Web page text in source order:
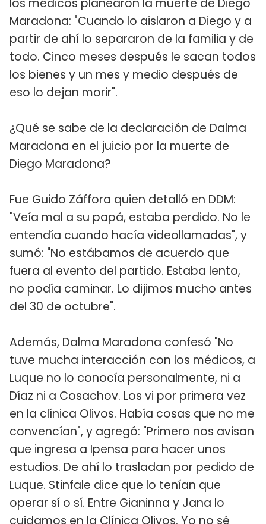
Maradona: "Cuando lo aislaron a Diego y a
partir de ahí lo separaron de la familia y de
todo. Cinco meses después le sacan todos
los bienes y un mes y medio después de
eso lo dejan morir".
¿Qué se sabe de la declaración de Dalma
Maradona en el juicio por la muerte de
Diego Maradona?
Fue Guido Záffora quien detalló en DDM:
"Veía mal a su papá, estaba perdido. No le
entendía cuando hacía videollamadas", y
sumó: "No estábamos de acuerdo que
fuera al evento del partido. Estaba lento,
no podía caminar. Lo dijimos mucho antes
del 30 de octubre".
Además, Dalma Maradona confesó "No
tuve mucha interacción con los médicos, a
Luque no lo conocía personalmente, ni a
Díaz ni a Cosachov. Los vi por primera vez
en la clínica Olivos. Había cosas que no me
convencían", y agregó: "Primero nos avisan
que ingresa a Ipensa para hacer unos
estudios. De ahí lo trasladan por pedido de
Luque. Stinfale dice que lo tenían que
operar sí o sí. Entre Gianinna y Jana lo
cuidamos en la Clínica Olivos. Yo no sé